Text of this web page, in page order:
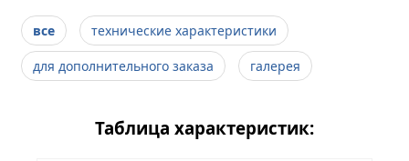
все технические характеристики
для дополнительного заказа галерея
Таблица характеристик: